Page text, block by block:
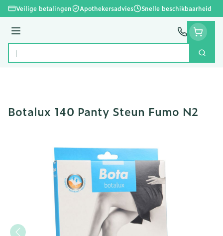
Ga naar de inhoud
Veilige betalingen Apothekersadvies Snelle beschikbaarheid
Menu
Product, merk, categorie...
Zoek
Botalux 140 Panty Steun Fumo N2